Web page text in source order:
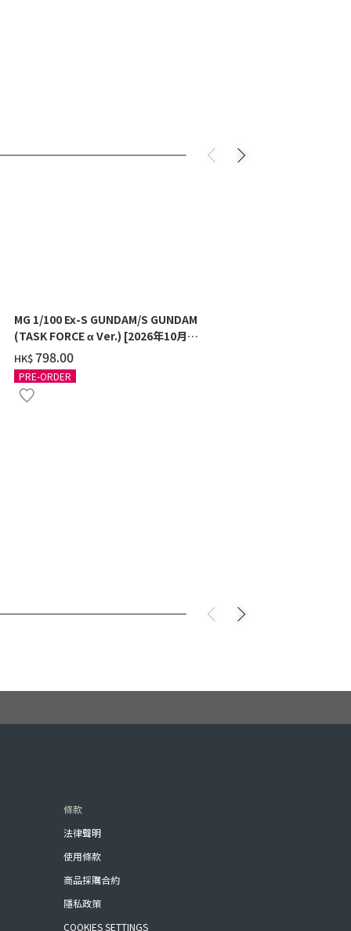
MG 1/100 Ex-S GUNDAM/S GUNDAM
(TASK FORCE α Ver.) [2026年10月發
送]
HK$‌798.00
PRE-ORDER
條款
法律聲明
使用條款
商品採購合約
隱私政策
COOKIES SETTINGS